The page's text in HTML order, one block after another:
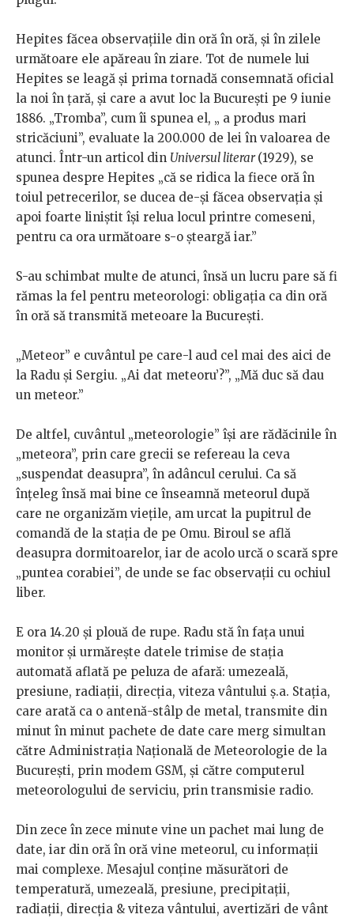
Hepites făcea observațiile din oră în oră, și în zilele
următoare ele apăreau în ziare. Tot de numele lui
Hepites se leagă și prima tornadă consemnată oficial
la noi în țară, și care a avut loc la București pe 9 iunie
1886. „Tromba”, cum îi spunea el, „ a produs mari
stricăciuni”, evaluate la 200.000 de lei în valoarea de
atunci. Într-un articol din Universul literar(1929), se
spunea despre Hepites „că se ridica la fiece oră în
toiul petrecerilor, se ducea de-și făcea observația și
apoi foarte liniștit își relua locul printre comeseni,
pentru ca ora următoare s-o șteargă iar.”
S-au schimbat multe de atunci, însă un lucru pare să fi
rămas la fel pentru meteorologi: obligația ca din oră
în oră să transmită meteoare la București.
„Meteor” e cuvântul pe care-l aud cel mai des aici de
la Radu și Sergiu. „Ai dat meteoru’?”, „Mă duc să dau
un meteor.”
De altfel, cuvântul „meteorologie” își are rădăcinile în
„meteora”, prin care grecii se refereau la ceva
„suspendat deasupra”, în adâncul cerului. Ca să
înțeleg însă mai bine ce înseamnă meteorul după
care ne organizăm viețile, am urcat la pupitrul de
comandă de la stația de pe Omu. Biroul se află
deasupra dormitoarelor, iar de acolo urcă o scară spre
„puntea corabiei”, de unde se fac observații cu ochiul
liber.
E ora 14.20 și plouă de rupe. Radu stă în fața unui
monitor și urmărește datele trimise de stația
automată aflată pe peluza de afară: umezeală,
presiune, radiații, direcția, viteza vântului ș.a. Stația,
care arată ca o antenă-stâlp de metal, transmite din
minut în minut pachete de date care merg simultan
către Administrația Națională de Meteorologie de la
București, prin modem GSM, și către computerul
meteorologului de serviciu, prin transmisie radio.
Din zece în zece minute vine un pachet mai lung de
date, iar din oră în oră vine meteorul, cu informații
mai complexe. Mesajul conține măsurători de
temperatură, umezeală, presiune, precipitații,
radiații, direcția & viteza vântului, avertizări de vânt